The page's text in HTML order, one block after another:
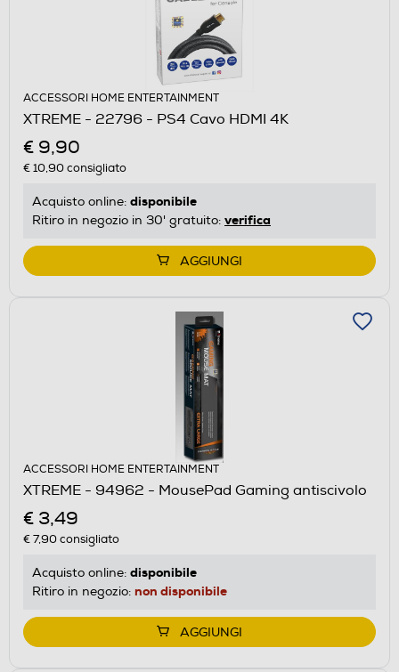
ACCESSORI HOME ENTERTAINMENT
XTREME - 22796 - PS4 Cavo HDMI 4K
€ 9,90
€ 10,90consigliato
Acquisto online: disponibile
Ritiro in negozio in 30' gratuito: verifica
AGGIUNGI
ACCESSORI HOME ENTERTAINMENT
XTREME - 94962 - MousePad Gaming antiscivolo
€ 3,49
€ 7,90consigliato
Acquisto online: disponibile
Ritiro in negozio: non disponibile
AGGIUNGI